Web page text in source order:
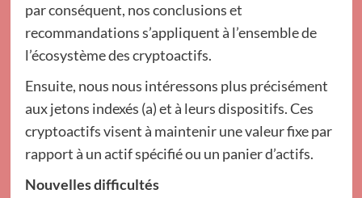
par conséquent, nos conclusions et
recommandations s’appliquent à l’ensemble de
l’écosystème des cryptoactifs.
Ensuite, nous nous intéressons plus précisément
aux jetons indexés (a) et à leurs dispositifs. Ces
cryptoactifs visent à maintenir une valeur fixe par
rapport à un actif spécifié ou un panier d’actifs.
Nouvelles difficultés